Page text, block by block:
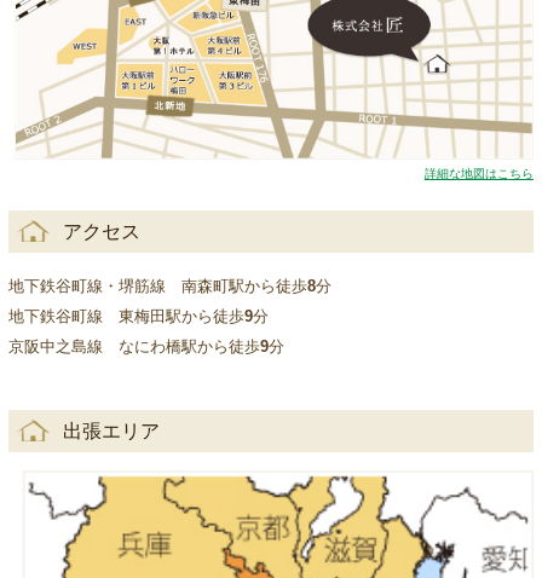
詳細な地図はこちら
アクセス
地下鉄谷町線・堺筋線 南森町駅から徒歩8分
地下鉄谷町線 東梅田駅から徒歩9分
京阪中之島線 なにわ橋駅から徒歩9分
出張エリア